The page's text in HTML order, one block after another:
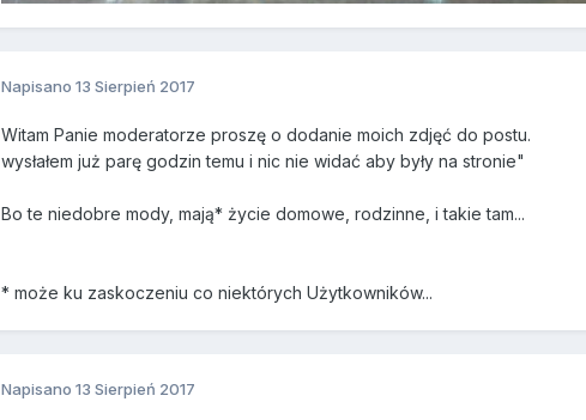
Napisano13 Sierpień 2017
Witam Panie moderatorze proszę o dodanie moich zdjęć do postu.
wysłałem już parę godzin temu i nic nie widać aby były na stronie"
Bo te niedobre mody, mają* życie domowe, rodzinne, i takie tam...
* może ku zaskoczeniu co niektórych Użytkowników...
Napisano13 Sierpień 2017